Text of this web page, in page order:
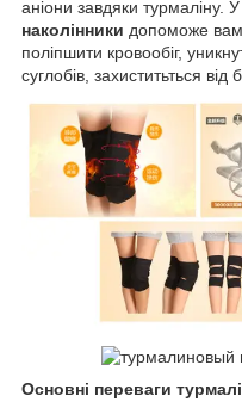
аніони завдяки турмаліну. У
наколінники допоможе вам
поліпшити кровообіг,
суглобів, захиститьться від
Основні переваги